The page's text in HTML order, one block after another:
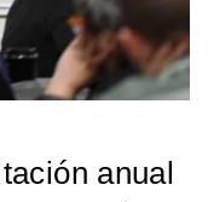
anual